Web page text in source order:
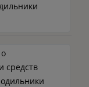
средств